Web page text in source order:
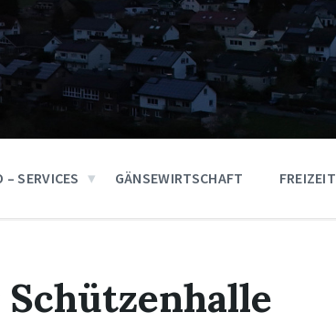
– SERVICES GÄNSEWIRTSCHAFT FREIZEIT
Schützenhalle